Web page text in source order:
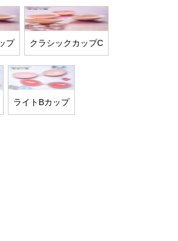
プ クラシックカップC
ライトBカップ